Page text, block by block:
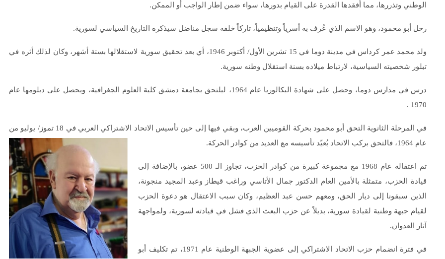
الوطني وتذررها، مما أفقدها القدرة على القيام بدورها، سواء ضمن إطار الواجب أو الممكن.
رحل أبو محمود، وهو الاسم الذي عُرف به أسرياً وتنظيمياً، تاركاً خلفه سجل مناضل سيذكره التاريخ السياسي لسورية.
ولد محمد عمر كرداس في مدينة دوما في 15 تشرين الأول/ أكتوبر 1946، أي بعد تحقيق سورية لاستقلالها بستة أشهر، وكان لذلك أثره في
تبلور شخصيته السياسية، لارتباط ميلاده بسنة استقلال وطنه سورية.
درس في مدارس دوما، وحصل على شهادة البكالوريا عام 1964، ليلتحق بجامعة دمشق كلية العلوم الجغرافية، ويحصل على دبلومها عام
1970 .
في المرحلة الثانوية التحق أبو محمود بحركة القوميين العرب، وبقي فيها إلى حين تأسيس الاتحاد الاشتراكي العربي في 18 تموز/ يوليو من
عام 1964، فالتحق بركب الاتحاد بُعيّد تأسيسه مع العديد من كوادر الحركة.
تم اعتقاله عام 1968 مع مجموعة كبيرة من كوادر الحزب، تجاوز الـ 500 عضو، بالإضافة إلى
قيادة الحزب، متمثلة بالأمين العام الدكتور جمال الأتاسي وراغب قيطاز وعبد المجيد منجونة،
الذين سبقونا إلى ديار الحق، ومعهم حسن عبد العظيم، وكان سبب الاعتقال هو دعوة الحزب
لقيام جبهة وطنية لقيادة سورية، بديلاً عن حزب البعث الذي فشل في قيادته لسورية، ولمواجهة
آثار العدوان.
في فترة انضمام حزب الاتحاد الاشتراكي إلى عضوية الجبهة الوطنية عام 1971، تم تكليف أبو